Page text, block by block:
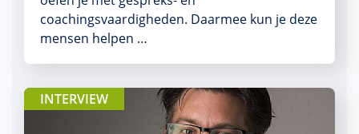
coachingsvaardigheden. Daarmee kun je deze
mensen helpen …
INTERVIEW